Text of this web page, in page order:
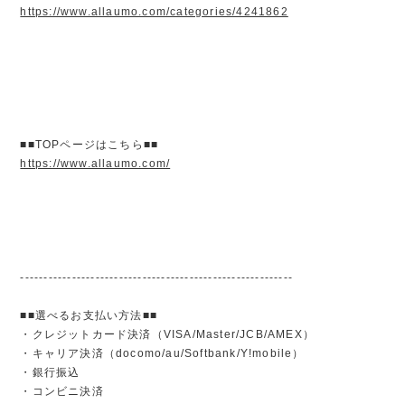
https://www.allaumo.com/categories/4241862
■■TOPページはこちら■■
https://www.allaumo.com/
----------------------------------------------------------
■■選べるお支払い方法■■
・クレジットカード決済（VISA/Master/JCB/AMEX）
・キャリア決済（docomo/au/Softbank/Y!mobile）
・銀行振込
・コンビニ決済